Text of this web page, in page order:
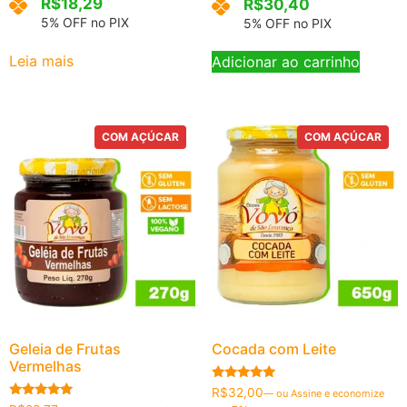
5% OFF no PIX
Leia mais
R$30,40
5% OFF no PIX
Adicionar ao carrinho
COM AÇÚCAR
Geleia de Frutas
Vermelhas
COM AÇÚCAR
Cocada com Leite
Avaliação
5.00
R$32,00—ou Assine e economize